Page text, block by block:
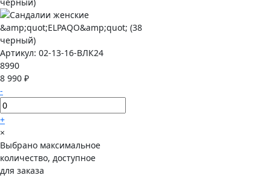
Артикул: 02-13-16-ВЛК24
8990
8 990 ₽
-
+
×
Выбрано максимальное
количество, доступное
для заказа